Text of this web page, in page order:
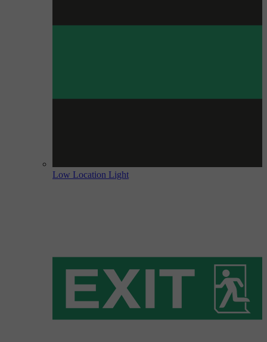
Low Location Light